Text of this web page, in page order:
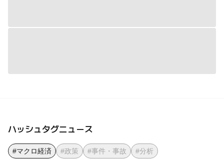
ハッシュタグニュース
#マクロ経済 #政策 #事件・事故 #分析